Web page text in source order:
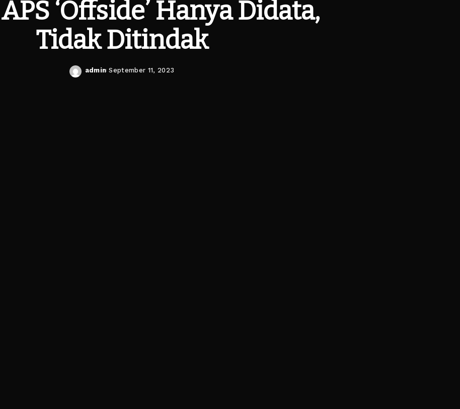
‘Offside’ Hanya Didata,
Tidak Ditindak
Posted
admin September 11, 2023